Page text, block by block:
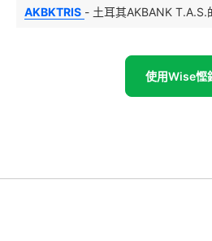
AKBKTRIS - 土耳其AKBANK T.A.S.
使用Wise慳